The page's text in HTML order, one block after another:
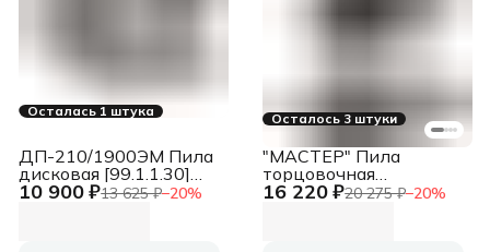
Осталась 1 штука
10 900 ₽13 625 ₽−20%
ДП-210/1900ЭМ Пила
дисковая [99.1.1.30]
{1900Вт, ф210/32мм,
Осталось 3 штуки
16 220 ₽20 275 ₽−20%
"МАСТЕР" Пила
торцовочная
[ЗПТК-210-1500] { d